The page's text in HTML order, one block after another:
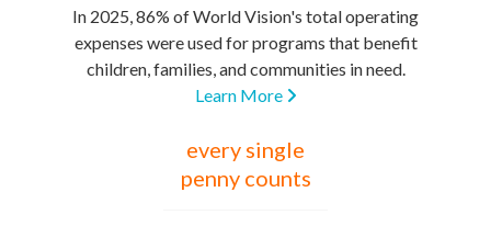
In 2025, 86% of World Vision's total operating
expenses were used for programs that benefit
children, families, and communities in need.
Learn More
every single
penny counts